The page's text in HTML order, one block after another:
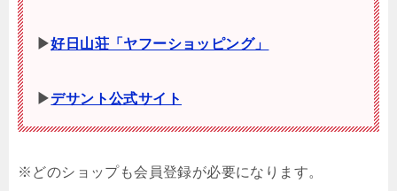
▶好日山荘「ヤフーショッピング」
▶デサント公式サイト
※どのショップも会員登録が必要になります。